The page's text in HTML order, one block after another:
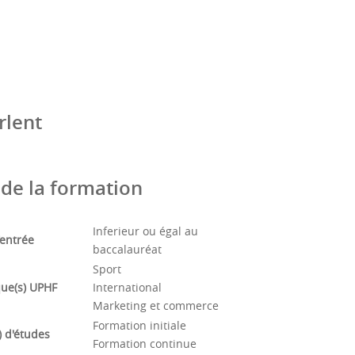
la formation sous la forme :
la formation
Inferieur ou égal au
baccalauréat
UPHF
Sport
International
Marketing et commerce
d'études
Formation initiale
Formation continue